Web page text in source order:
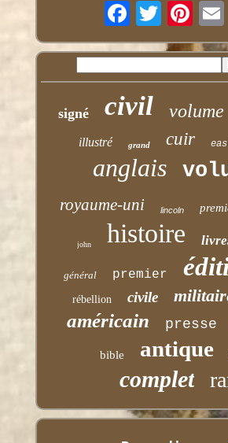
signé civil volume
illustré grand cuir
anglais
royaume-uni lincoln
john histoire
général premier
rébellion civile
américain presse
bible antique
complet